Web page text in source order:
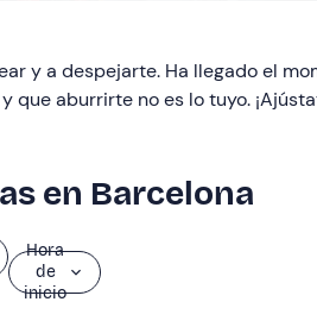
y a despejarte. Ha llegado el
aburrirte no es lo tuyo.
en Barcelona
Hora
de
inicio